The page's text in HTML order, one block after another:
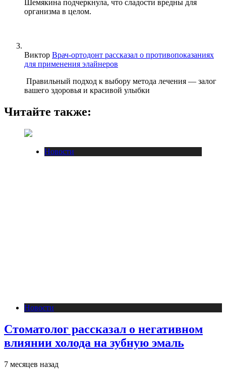
Шемякина подчеркнула, что сладости вредны для
организма в целом.
Виктор Врач-ортодонт рассказал о противопоказаниях
для применения элайнеров
Правильный подход к выбору метода лечения — залог
вашего здоровья и красивой улыбки
Читайте также:
Новости
Новости
Стоматолог рассказал о негативном
влиянии холода на зубную эмаль
7 месяцев назад